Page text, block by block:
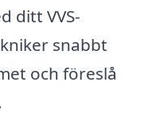
ditt VVS-
snabbt
och föreslå